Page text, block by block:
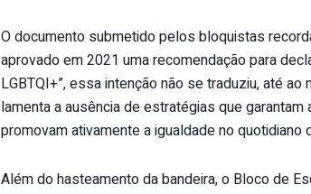
O documento submetido pelos bloquistas
aprovado em 2021 uma recomendação para
LGBTQI+”, essa intenção não se traduziu, até
lamenta a ausência de estratégias que
promovam ativamente a igualdade no
Além do hasteamento da bandeira, o Bloco de